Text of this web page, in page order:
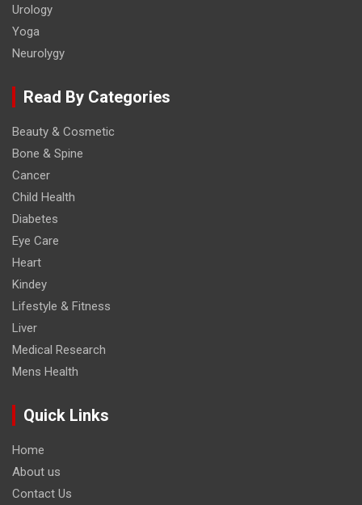
Urology
Yoga
Neurolygy
Read By Categories
Beauty & Cosmetic
Bone & Spine
Cancer
Child Health
Diabetes
Eye Care
Heart
Kindey
Lifestyle & Fitness
Liver
Medical Research
Mens Health
Quick Links
Home
About us
Contact Us